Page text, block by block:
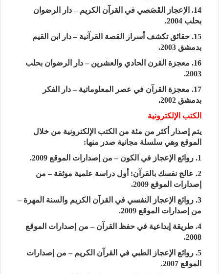
14. الإعجاز القَصَصي في القرآن الكريم – دار الرضوان
بحلب 2004.
15. حقائق تكشف أسرار القصة القرآنية – دار ابن القيم
بدمشق 2003.
16. معجزة القرن الحادي والعشرين – دار الرضوان بحلب
2003.
17. معجزة القرآن في عصر المعلوماتية – دار الفكر
بدمشق 2002.
الكتب الإلكترونية
يتم إصدار أكثر من مئة من الكتب الإلكترونية من خلال
الموقع وهي سلسلة مجانية صدر منها:
1. روائع الإعجاز في الكون – من إصدارات الموقع 2009.
2. عالج نفسك بالقرآن: أول دراسة علمية موثقة – من
إصدارات الموقع 2009.
3. روائع الإعجاز النفسي في القرآن الكريم والسنة المهرة –
من إصدارات الموقع 2009.
4. طريقة إبداعية في حفظ القرآن – من إصدارات الموقع
2008.
5. روائع الإعجاز الطبي في القرآن الكريم – من إصدارات
الموقع 2007.